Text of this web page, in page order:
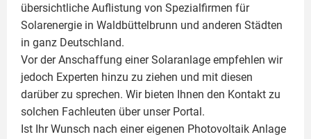
übersichtliche Auflistung von Spezialfirmen für
Solarenergie in Waldbüttelbrunn und anderen Städten
in ganz Deutschland.
Vor der Anschaffung einer Solaranlage empfehlen wir
jedoch Experten hinzu zu ziehen und mit diesen
darüber zu sprechen. Wir bieten Ihnen den Kontakt zu
solchen Fachleuten über unser Portal.
Ist Ihr Wunsch nach einer eigenen Photovoltaik Anlage